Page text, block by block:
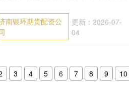
南银环期货配资公
更新：2026-07-
04
3 4 5 6 7 8 9 10